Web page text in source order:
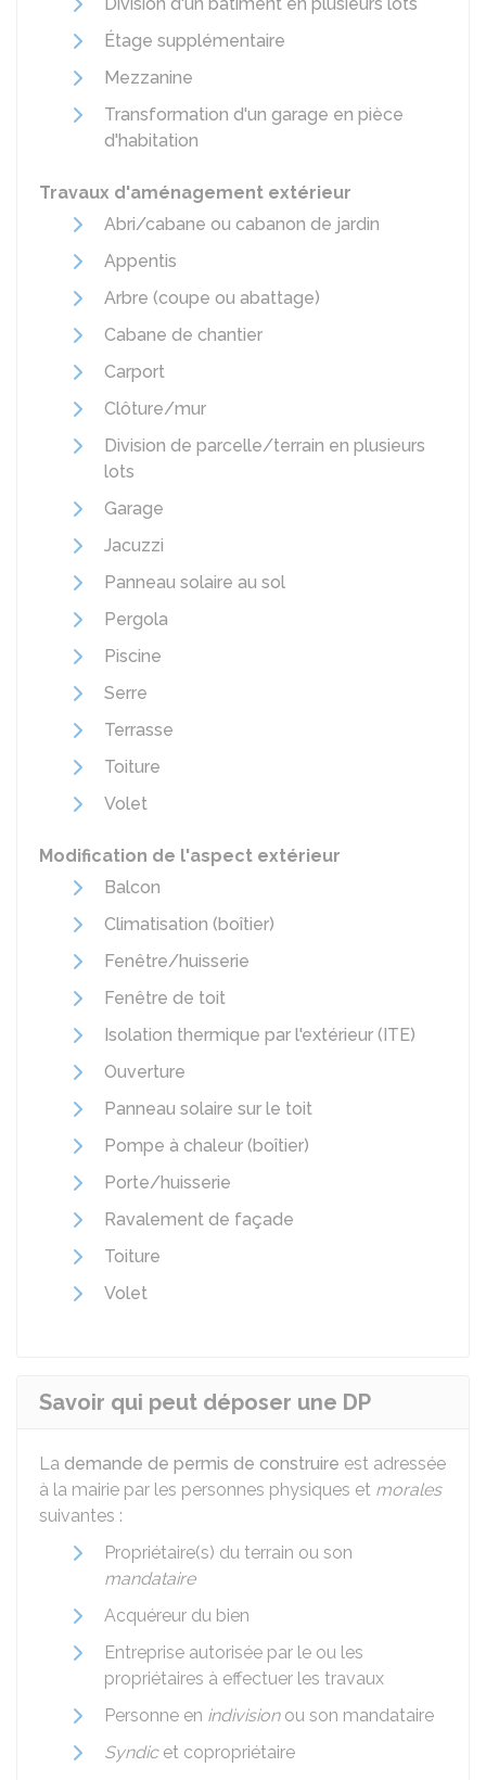
Étage supplémentaire
Mezzanine
Transformation d'un garage en pièce
d'habitation
Travaux d'aménagement extérieur
Abri/cabane ou cabanon de jardin
Appentis
Arbre (coupe ou abattage)
Cabane de chantier
Carport
Clôture/mur
Division de parcelle/terrain en plusieurs
lots
Garage
Jacuzzi
Panneau solaire au sol
Pergola
Piscine
Serre
Terrasse
Toiture
Volet
Modification de l'aspect extérieur
Balcon
Climatisation (boîtier)
Fenêtre/huisserie
Fenêtre de toit
Isolation thermique par l'extérieur (ITE)
Ouverture
Panneau solaire sur le toit
Pompe à chaleur (boîtier)
Porte/huisserie
Ravalement de façade
Toiture
Volet
Savoir qui peut déposer une DP
La demande de permis de construire est adressée
à la mairie par les personnes physiques et morales
suivantes :
Propriétaire(s) du terrain ou son
mandataire
Acquéreur du bien
Entreprise autorisée par le ou les
propriétaires à effectuer les travaux
Personne en indivisionou son mandataire
Syndic et copropriétaire